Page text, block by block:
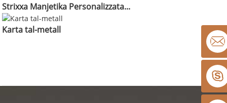
Strixxa Manjetika Personalizzata...
Karta tal-metall